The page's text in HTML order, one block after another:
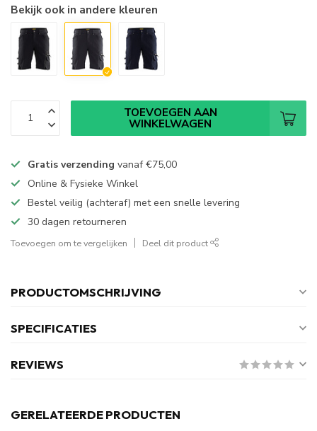
Bekijk ook in andere kleuren
TOEVOEGEN AAN
WINKELWAGEN
Gratis verzending vanaf€75,00
Online & Fysieke Winkel
Bestel veilig (achteraf) met een snelle levering
30 dagen retourneren
Toevoegen om te vergelijken Deel dit product
PRODUCTOMSCHRIJVING
SPECIFICATIES
REVIEWS
GERELATEERDE PRODUCTEN